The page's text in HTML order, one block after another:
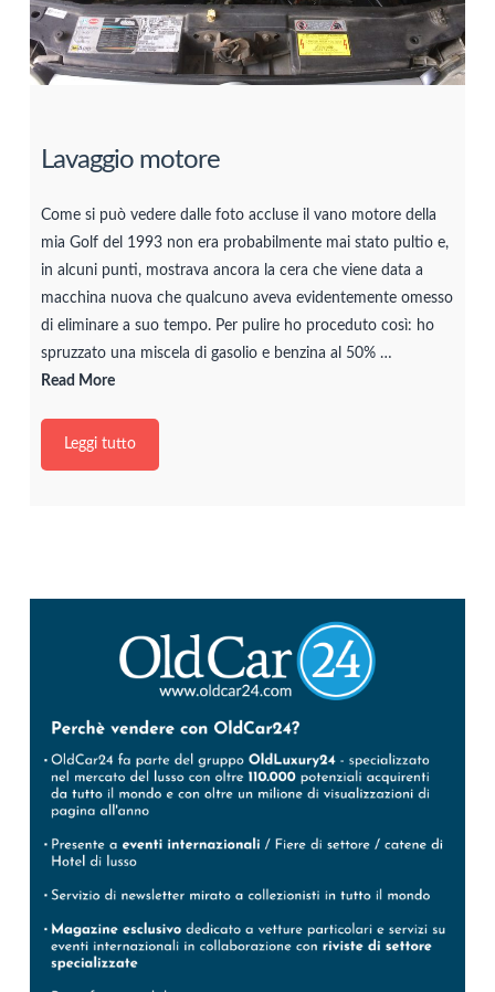
Lavaggio motore
Come si può vedere dalle foto accluse il vano motore della
mia Golf del 1993 non era probabilmente mai stato pultio e,
in alcuni punti, mostrava ancora la cera che viene data a
macchina nuova che qualcuno aveva evidentemente omesso
di eliminare a suo tempo. Per pulire ho proceduto così: ho
spruzzato una miscela di gasolio e benzina al 50% …
Read More
Leggi tutto